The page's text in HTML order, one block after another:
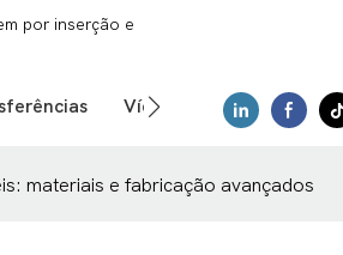
por inserção e
Vídeo
materiais e fabricação avançados